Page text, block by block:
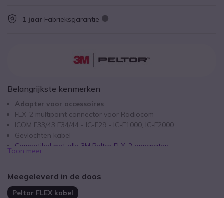
1 jaar Fabrieksgarantie
Belangrijkste kenmerken
Adapter voor accessoires
FLX-2 multipoint connector voor Radiocom
ICOM F33/43 F34/44 - IC-F29 - IC-F1000, IC-F2000
Gevlochten kabel
Compatibel met alle 3M Peltor FLX-2 apparaten
Toon meer
Meegeleverd in de doos
Peltor FLEX kabel